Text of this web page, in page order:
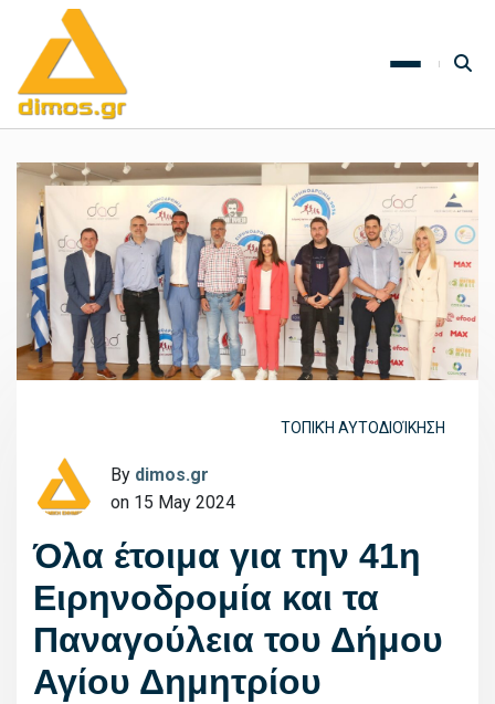
ΤΟΠΙΚΉ ΑΥΤΟΔΙΟΊΚΗΣΗ
By dimos.gr
on 15 May 2024
Όλα έτοιμα για την 41η
Ειρηνοδρομία και τα
Παναγούλεια του Δήμου
Αγίου Δημητρίου